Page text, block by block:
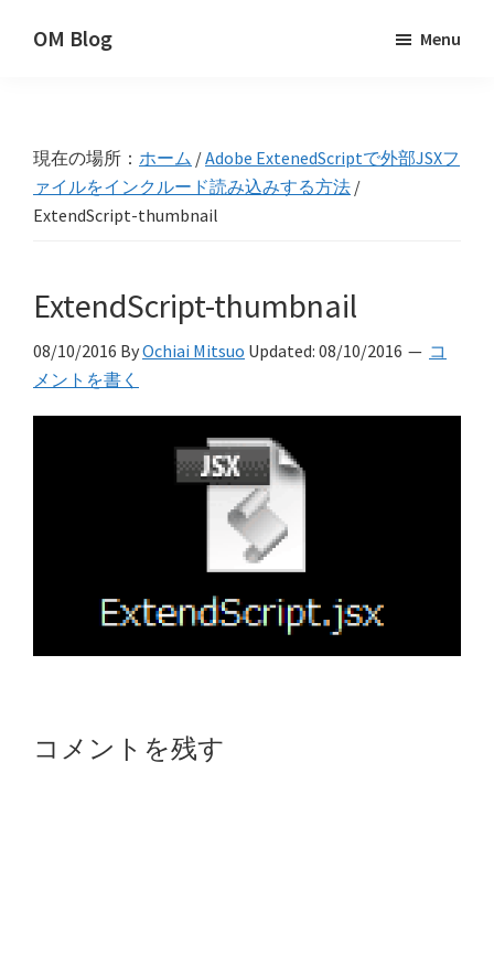
OM Blog Menu
現在の場所： ホーム /Adobe ExtenedScriptで外部JSXフ
ァイルをインクルード読み込みする方法 /
ExtendScript-thumbnail
ExtendScript-thumbnail
08/10/2016 ByOchiai Mitsuo Updated: 08/10/2016
コ
メントを書く
Reader
コメントを残す